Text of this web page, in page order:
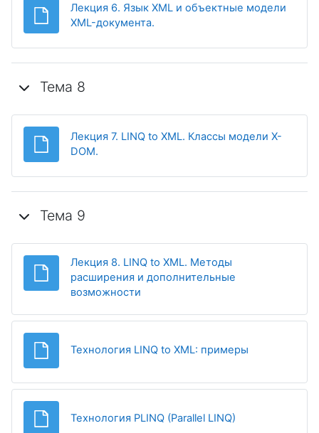
Лекция 6. Язык XML и объектные модели
XML-документа.
Тема 8
Лекция 7. LINQ to XML. Классы модели X-
DOM.
Тема 9
Лекция 8. LINQ to XML. Методы
расширения и дополнительные
возможности
Технология LINQ to XML: примеры
Технология PLINQ (Parallel LINQ)